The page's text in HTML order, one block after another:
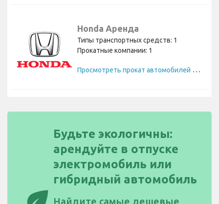
Honda Аренда
Типы транспортных средств: 1
Прокатные компании: 1
П
росмотреть прокат автомобилей Honda
Будьте экологичны:
арендуйте в отпуске
электромобиль или
гибридный автомобиль
Найдите самые дешевые